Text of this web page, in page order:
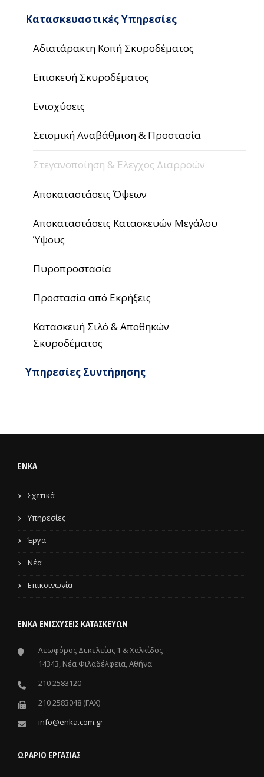
Κατασκευαστικές Υπηρεσίες
Αδιατάρακτη Κοπή Σκυροδέματος
Επισκευή Σκυροδέματος
Ενισχύσεις
Σεισμική Αναβάθμιση & Προστασία
Στεγανοποίηση & Έλεγχος Διαρροών
Αποκαταστάσεις Όψεων
Αποκαταστάσεις Κατασκευών Μεγάλου
Ύψους
Πυροπροστασία
Προστασία από Εκρήξεις
Κατασκευή Σιλό & Αποθηκών
Σκυροδέματος
Υπηρεσίες Συντήρησης
ENKA
Σχετικά
Υπηρεσίες
Έργα
Νέα
Επικοινωνία
ΕΝΚΑ ΕΝΙΣΧΎΣΕΙΣ ΚΑΤΑΣΚΕΥΏΝ
Λεωφόρος Δεκελείας 1 & Χαλκίδος
14343, Νέα Φιλαδέλφεια, Αθήνα
210 2583120
210 2583048 (FAX)
info@enka.com.gr
ΩΡΑΡΙΟ ΕΡΓΑΣΙΑΣ